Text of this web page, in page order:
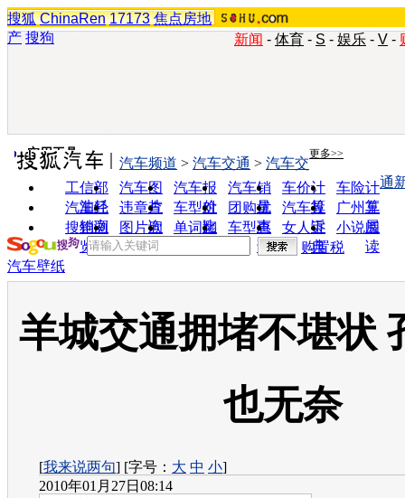
搜狐 ChinaRen 17173 焦点房地
产 搜狗 新闻 - 体育 - S - 娱乐 - V -
实用工具 更多>>
工信部
油耗
汽车图
片
汽车报
价
汽车销
量
车价计
算
车险计
算
汽车经
销商
违章查
询
车型对
比
团购优
惠
汽车投
诉
广州车
展
搜狗浏
览器
图片欣
赏
单词翻
车型查
询
女人宝
典
小说阅
读
汽车频道 > 汽车交通 > 汽车交
通
购置税
汽车壁纸
羊城交通拥堵不堪状
也无奈
[我来说两句] [字号： 大 中 小]
2010年01月27日08:14